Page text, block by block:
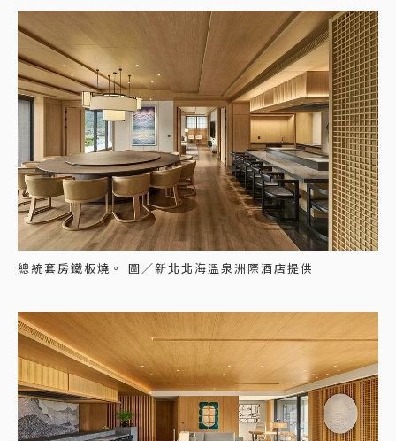
總統套房鐵板燒。 圖／新北北海溫泉洲際酒店提供